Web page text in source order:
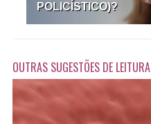
POLICÍSTICO)?
OUTRAS SUGESTÕES DE LEITURA